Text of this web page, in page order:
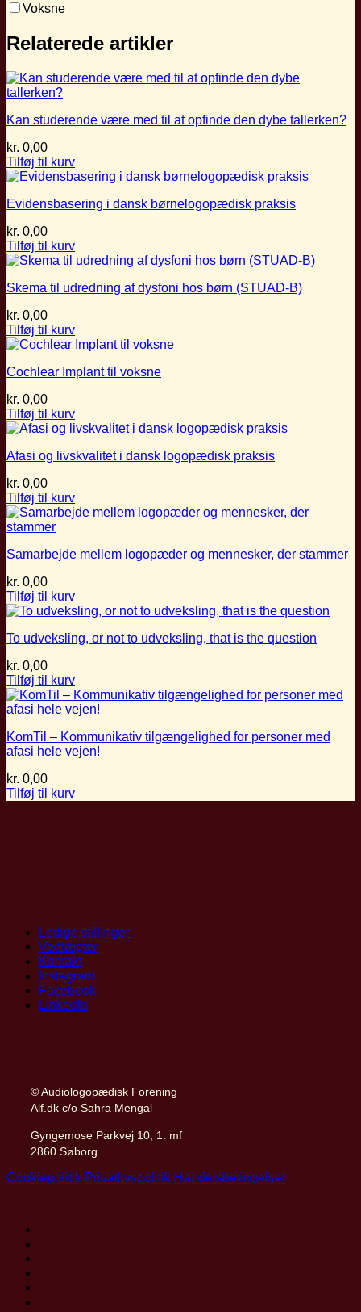
Voksne
Relaterede artikler
Kan studerende være med til at opfinde den dybe tallerken?
kr. 0,00
Tilføj til kurv
Evidensbasering i dansk børnelogopædisk praksis
kr. 0,00
Tilføj til kurv
Skema til udredning af dysfoni hos børn (STUAD-B)
kr. 0,00
Tilføj til kurv
Cochlear Implant til voksne
kr. 0,00
Tilføj til kurv
Afasi og livskvalitet i dansk logopædisk praksis
kr. 0,00
Tilføj til kurv
Samarbejde mellem logopæder og mennesker, der stammer
kr. 0,00
Tilføj til kurv
To udveksling, or not to udveksling, that is the question
kr. 0,00
Tilføj til kurv
KomTil – Kommunikativ tilgængelighed for personer med
afasi hele vejen!
kr. 0,00
Tilføj til kurv
Ledige stillinger
Vedtægter
Kontakt
Instagram
Facebook
LinkedIn
© Audiologopædisk Forening
Alf.dk c/o Sahra Mengal
Gyngemose Parkvej 10, 1. mf
2860 Søborg
Cookiepolitik Privatlivspolitik Handelsbetingelser